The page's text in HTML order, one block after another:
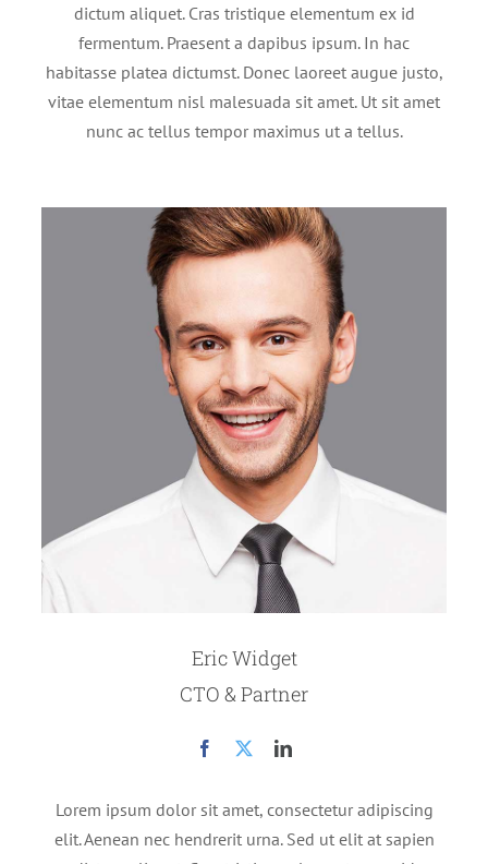
dictum aliquet. Cras tristique elementum ex id
fermentum. Praesent a dapibus ipsum. In hac
habitasse platea dictumst. Donec laoreet augue justo,
vitae elementum nisl malesuada sit amet. Ut sit amet
nunc ac tellus tempor maximus ut a tellus.
Eric Widget
CTO & Partner
Lorem ipsum dolor sit amet, consectetur adipiscing
elit. Aenean nec hendrerit urna. Sed ut elit at sapien